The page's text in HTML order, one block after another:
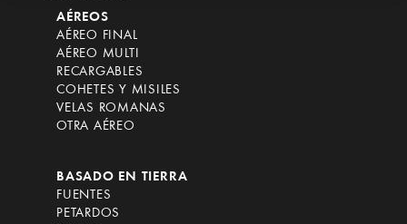
AÉREOS
AÉREO FINAL
AÉREO MULTI
RECARGABLES
COHETES Y MISILES
VELAS ROMANAS
OTRA AÉREO
BASADO EN TIERRA
FUENTES
PETARDOS